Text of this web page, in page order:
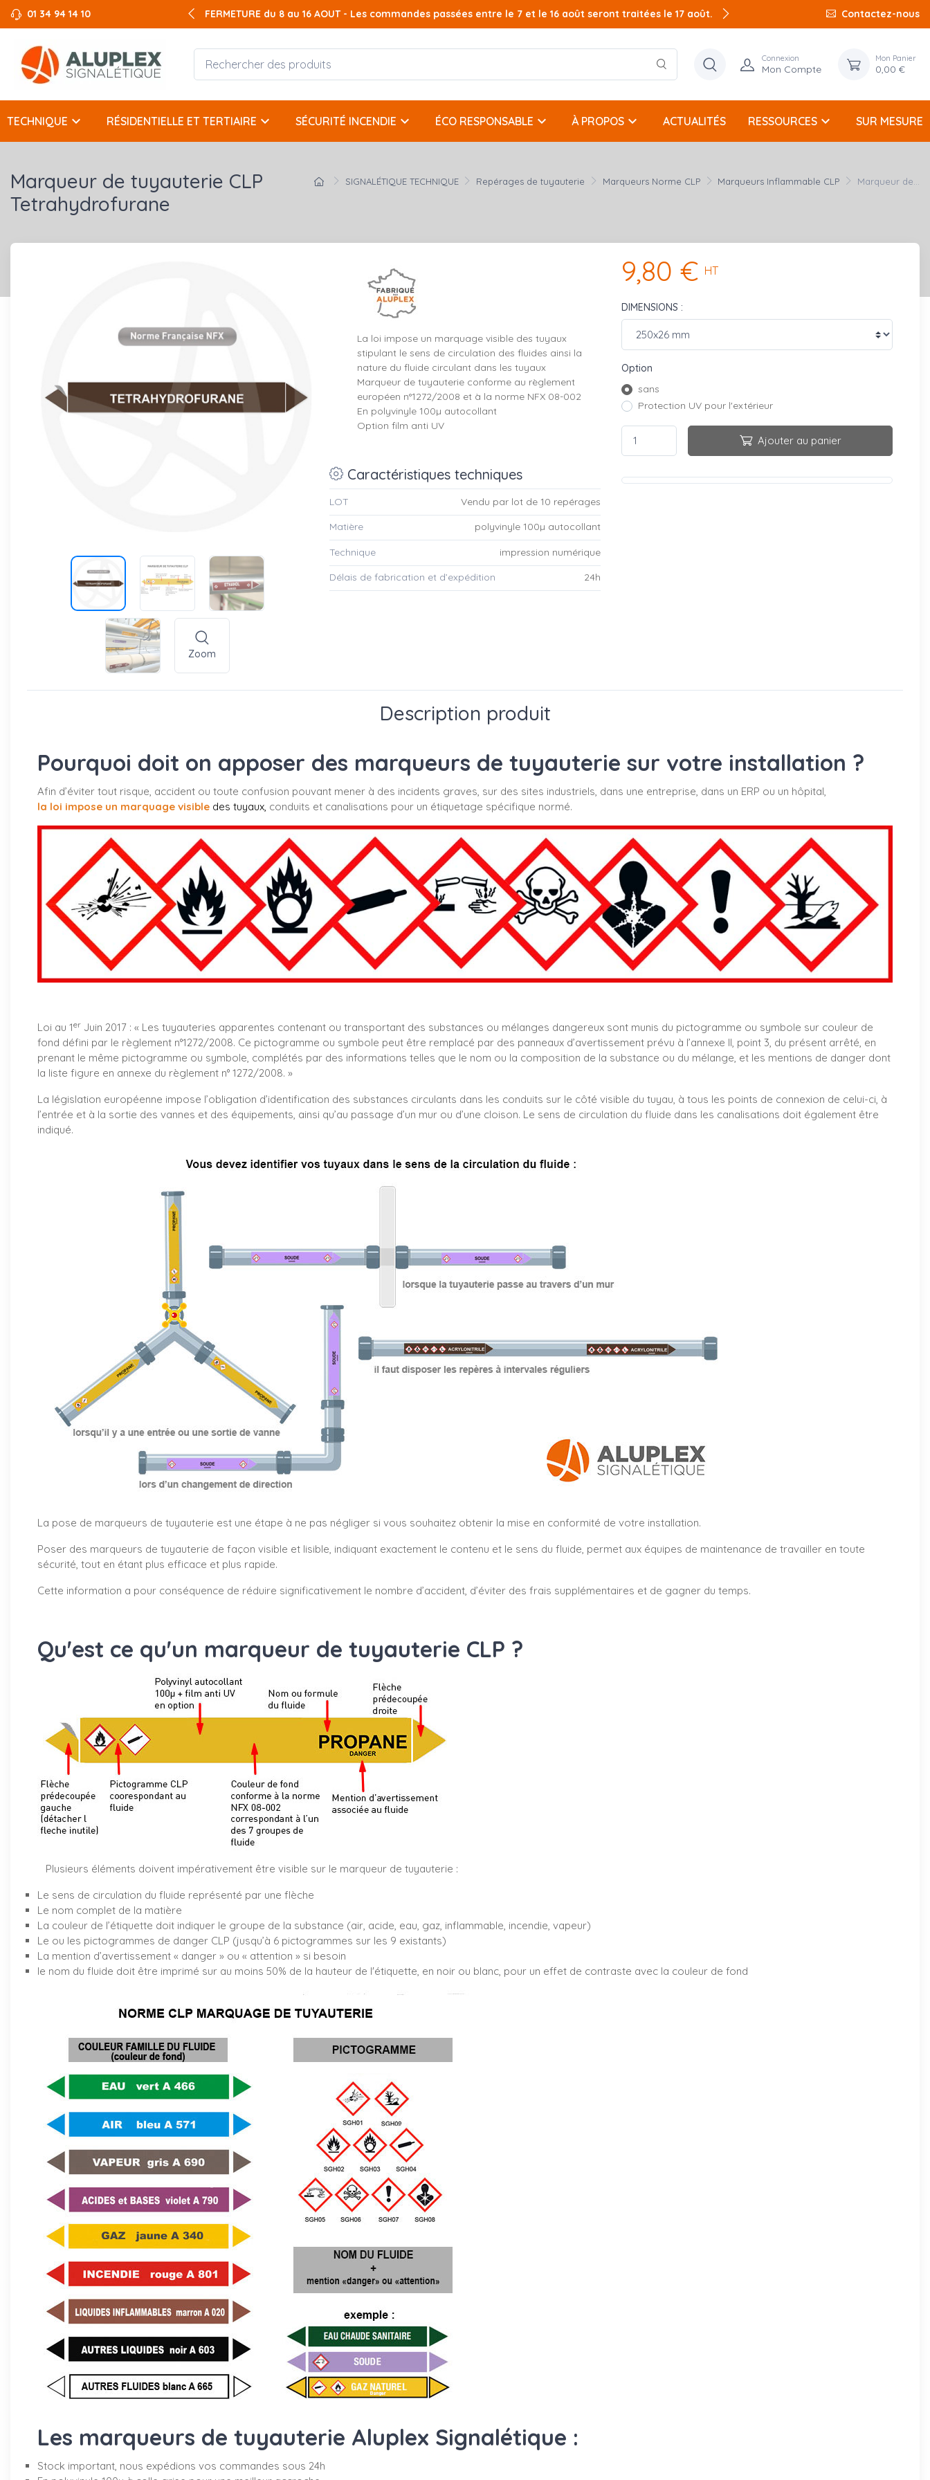
01 34 94 14 10 FERMETURE du 8 au 16 AOUT - Les commandes passées entre le 7 et le 16 août seront traitées le 17 août. Contactez-nous
Connexion
Mon Compte
Mon Panier
0,00 €
TECHNIQUE keyboard_arrow_down RÉSIDENTIELLE ET TERTIAIRE keyboard_arrow_down SÉCURITÉ INCENDIE keyboard_arrow_down ÉCO RESPONSABLE keyboard_arrow_down À PROPOS keyboard_arrow_down ACTUALITÉS RESSOURCES keyboard_arrow_down SUR MESURE
SIGNALÉTIQUE TECHNIQUE Repérages de tuyauterie Marqueurs Norme CLP Marqueurs Inflammable CLP Marqueur de...
Marqueur de tuyauterie CLP
Tetrahydrofurane
Zoom
La loi impose un marquage visible des tuyaux
stipulant le sens de circulation des fluides ainsi la
nature du fluide circulant dans les tuyaux
Marqueur de tuyauterie conforme au règlement
européen n°1272/2008 et à la norme NFX 08-002
En polyvinyle 100µ autocollant
Option film anti UV
Caractéristiques techniques
LOT Vendu par lot de 10 repérages
Matière polyvinyle 100µ autocollant
Technique impression numérique
Délais de fabrication et d’expédition 24h
9,80 € HT
DIMENSIONS :
Option
sans
Protection UV pour l'extérieur
Ajouter au panier
Description produit
Pourquoi doit on apposer des marqueurs de tuyauterie sur votre installation ?
Afin d’éviter tout risque, accident ou toute confusion pouvant mener à des incidents graves, sur des sites industriels, dans une entreprise, dans un ERP ou un hôpital,
la loi impose un marquage visible des tuyaux, conduits et canalisations pour un étiquetage spécifique normé.
Loi au 1er Juin 2017 : « Les tuyauteries apparentes contenant ou transportant des substances ou mélanges dangereux sont munis du pictogramme ou symbole sur couleur de
fond défini par le règlement n°1272/2008. Ce pictogramme ou symbole peut être remplacé par des panneaux d’avertissement prévu à l’annexe II, point 3, du présent arrêté, en
prenant le même pictogramme ou symbole, complétés par des informations telles que le nom ou la composition de la substance ou du mélange, et les mentions de danger dont
la liste figure en annexe du règlement n° 1272/2008. »
La législation européenne impose l’obligation d’identification des substances circulants dans les conduits sur le côté visible du tuyau, à tous les points de connexion de celui-ci, à
l’entrée et à la sortie des vannes et des équipements, ainsi qu’au passage d’un mur ou d’une cloison. Le sens de circulation du fluide dans les canalisations doit également être
indiqué.
La pose de marqueurs de tuyauterie est une étape à ne pas négliger si vous souhaitez obtenir la mise en conformité de votre installation.
Poser des marqueurs de tuyauterie de façon visible et lisible, indiquant exactement le contenu et le sens du fluide, permet aux équipes de maintenance de travailler en toute
sécurité, tout en étant plus efficace et plus rapide.
Cette information a pour conséquence de réduire significativement le nombre d’accident, d’éviter des frais supplémentaires et de gagner du temps.
Qu'est ce qu'un marqueur de tuyauterie CLP ?
Plusieurs éléments doivent impérativement être visible sur le marqueur de tuyauterie :
Le sens de circulation du fluide représenté par une flèche
Le nom complet de la matière
La couleur de l’étiquette doit indiquer le groupe de la substance (air, acide, eau, gaz, inflammable, incendie, vapeur)
Le ou les pictogrammes de danger CLP (jusqu’à 6 pictogrammes sur les 9 existants)
La mention d’avertissement « danger » ou « attention » si besoin
le nom du fluide doit être imprimé sur au moins 50% de la hauteur de l'étiquette, en noir ou blanc, pour un effet de contraste avec la couleur de fond
Les marqueurs de tuyauterie Aluplex Signalétique :
Stock important, nous expédions vos commandes sous 24h